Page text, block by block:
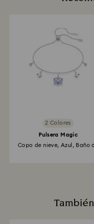
2 Colores
Pulsera Magic
Copo de nieve, Azul, Baño